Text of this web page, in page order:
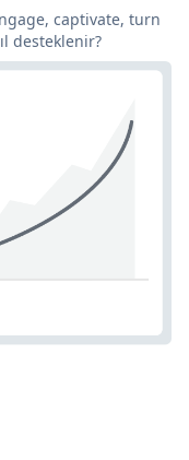
captivate, turn
desteklenir?